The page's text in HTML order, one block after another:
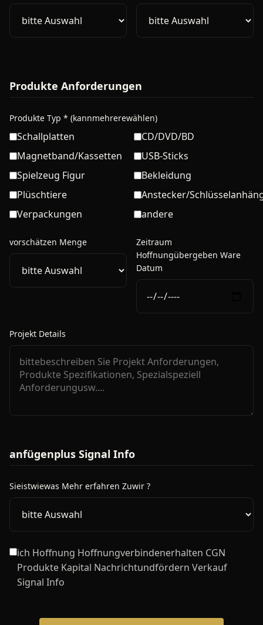
Produkte Anforderungen
Produkte Typ * (kannmehrerewählen)
Schallplatten
CD/DVD/BD
Magnetband/Kassetten
USB-Sticks
Spielzeug Figur
Bekleidung
Plüschtiere
Anstecker/
Verpackungen
andere
vorschätzen Menge
Zeitraum
Hoffnungübergeben Ware
Datum
Projekt Details
anfügenplus Signal Info
Sieistwiewas Mehr erfahren Zuwir ?
ich Hoffnung Hoffnungverbindenerhalten CGN
Produkte Kapital Nachrichtundfördern Verkauf
Signal Info